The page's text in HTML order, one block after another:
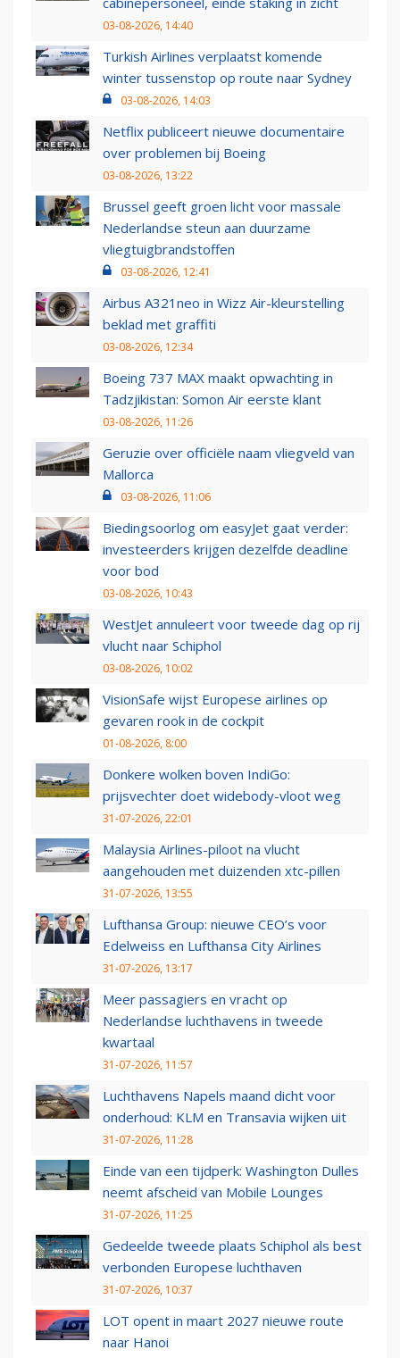
03-08-2026, 14:40
Turkish Airlines verplaatst komende
winter tussenstop op route naar Sydney
03-08-2026, 14:03
Netflix publiceert nieuwe documentaire
over problemen bij Boeing
03-08-2026, 13:22
Brussel geeft groen licht voor massale
Nederlandse steun aan duurzame
vliegtuigbrandstoffen
03-08-2026, 12:41
Airbus A321neo in Wizz Air-kleurstelling
beklad met graffiti
03-08-2026, 12:34
Boeing 737 MAX maakt opwachting in
Tadzjikistan: Somon Air eerste klant
03-08-2026, 11:26
Geruzie over officiële naam vliegveld van
Mallorca
03-08-2026, 11:06
Biedingsoorlog om easyJet gaat verder:
investeerders krijgen dezelfde deadline
voor bod
03-08-2026, 10:43
WestJet annuleert voor tweede dag op rij
vlucht naar Schiphol
03-08-2026, 10:02
VisionSafe wijst Europese airlines op
gevaren rook in de cockpit
01-08-2026, 8:00
Donkere wolken boven IndiGo:
prijsvechter doet widebody-vloot weg
31-07-2026, 22:01
Malaysia Airlines-piloot na vlucht
aangehouden met duizenden xtc-pillen
31-07-2026, 13:55
Lufthansa Group: nieuwe CEO’s voor
Edelweiss en Lufthansa City Airlines
31-07-2026, 13:17
Meer passagiers en vracht op
Nederlandse luchthavens in tweede
kwartaal
31-07-2026, 11:57
Luchthavens Napels maand dicht voor
onderhoud: KLM en Transavia wijken uit
31-07-2026, 11:28
Einde van een tijdperk: Washington Dulles
neemt afscheid van Mobile Lounges
31-07-2026, 11:25
Gedeelde tweede plaats Schiphol als best
verbonden Europese luchthaven
31-07-2026, 10:37
LOT opent in maart 2027 nieuwe route
naar Hanoi